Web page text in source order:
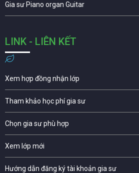
Gia sư Piano organ Guitar
LINK - LIÊN KẾT
Xem hợp đồng nhận lớp
Tham khảo học phí gia sư
Chọn gia sư phù hợp
Xem lớp mới
Hướng dẫn đăng ký tài khoản gia sư